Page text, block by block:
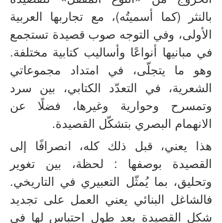
بالنثر (كما أسميتُه)، مع تجاربها العربية
الأولى، وفي التوجه صوب قصيدة تستجمع
في مبانيها أنواعًا وأساليب كتابية مختلفة.
وهو ما يتجلّى، في امتداد مجموعاتي
الشعرية، في التعدّد الكتابي، بين سرد
وتمسرح وحوارية وغيرها، فضلًا عن
الانهمام البصري بتشكّل القصيدة.
هذا يعني، قبل ذلك كله، انصرافًا إلى
القصيدة بوصفها : لحظة، بين تغوير
وتحليق، بما يُمثّل التعبيري في التاريخي.
فالشاغل البنائي يعني العمل على تجديد
شكل القصيدة بعد طول احتباس لها في